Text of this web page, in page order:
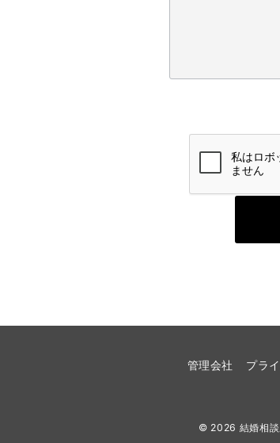
管理会社 プラ
© 2026 結婚相